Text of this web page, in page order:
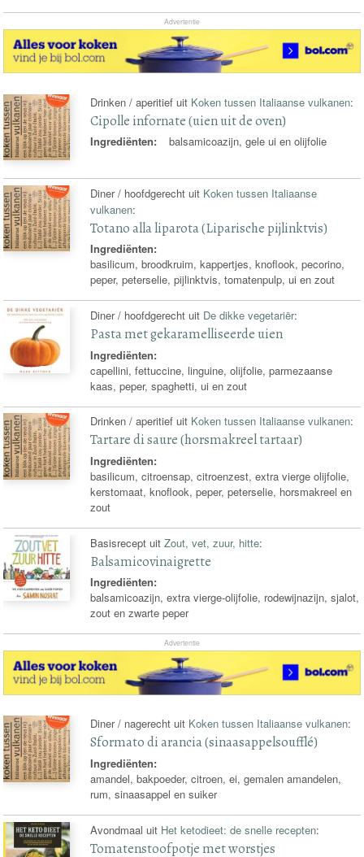
Advertentie
Drinken / aperitief uit Koken tussen Italiaanse vulkanen:
Cipolle infornate (uien uit de oven)
Ingrediënten: balsamicoazijn, gele ui en olijfolie
Diner / hoofdgerecht uit Koken tussen Italiaanse
vulkanen:
Totano alla liparota (Liparische pijlinktvis)
Ingrediënten:
basilicum, broodkruim, kappertjes, knoflook, pecorino,
peper, peterselie, pijlinktvis, tomatenpulp, ui en zout
Diner / hoofdgerecht uit De dikke vegetariër:
Pasta met gekaramelliseerde uien
Ingrediënten:
capellini, fettuccine, linguine, olijfolie, parmezaanse
kaas, peper, spaghetti, ui en zout
Drinken / aperitief uit Koken tussen Italiaanse vulkanen:
Tartare di saure (horsmakreel tartaar)
Ingrediënten:
basilicum, citroensap, citroenzest, extra vierge olijfolie,
kerstomaat, knoflook, peper, peterselie, horsmakreel en
zout
Basisrecept uitZout, vet, zuur, hitte:
Balsamicovinaigrette
Ingrediënten:
balsamicoazijn, extra vierge-olijfolie, rodewijnazijn, sjalot,
zout en zwarte peper
Advertentie
Diner / nagerecht uit Koken tussen Italiaanse vulkanen:
Sformato di arancia (sinaasappelsoufflé)
Ingrediënten:
amandel, bakpoeder, citroen, ei, gemalen amandelen,
rum, sinaasappel en suiker
Avondmaal uit Het ketodieet: de snelle recepten:
Tomatenstoofpotje met worstjes